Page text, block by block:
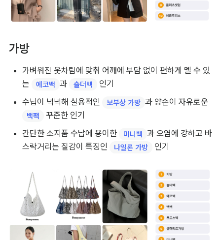
가방
가벼워진 옷차림에 맞춰 어깨에 부담 없이 편하게 멜 수 있
는
에코백 과 숄더백
인기
수닙이 넉넉해 실용적인
보부상 가방
백팩
꾸준한 인기
간단한 소지품 수납에 용이한
미니백 과 오염에 강하고 바
스락거리는 질감이 특징인
나일론 가방 인기